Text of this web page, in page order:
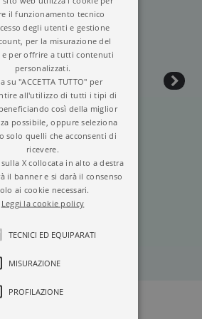
MATTIA PASCAL
il funzionamento tecnico
degli utenti e gestione
per la misurazione del
per offrire a tutti contenuti
personalizzati.
su "ACCETTA TUTTO" per
all'utilizzo di tutti i tipi di
così della miglior
possibile, oppure seleziona
solo quelli che acconsenti di
ricevere.
X collocata in alto a destra
il banner e si darà il consenso
ai cookie necessari.
Leggi la cookie policy
TECNICI ED EQUIPARATI
MISURAZIONE
PROFILAZIONE